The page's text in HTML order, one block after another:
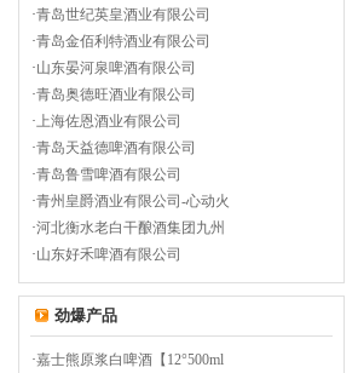
·青岛世纪英皇酒业有限公司
·青岛金佰利特酒业有限公司
·山东晏河泉啤酒有限公司
·青岛奥德旺酒业有限公司
·上海佐恩酒业有限公司
·青岛天益德啤酒有限公司
·青岛鲁雪啤酒有限公司
·青州皇爵酒业有限公司-心动火
·河北衡水老白干酿酒集团九州
·山东好禾啤酒有限公司
劲爆产品
·嘉士熊原浆白啤酒【12°500ml